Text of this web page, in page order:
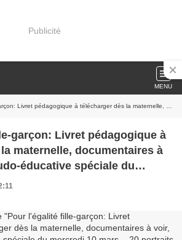
Publicité
MENU
dès la maternelle, documentaires à voir, émission ludo-éducative spéciale du mercredi 10 mars - 20 portraits de femmes formidables à découvrir !
garçon: Livret pédagogique à
maternelle, documentaires à
éducative spéciale du
- 20 portraits de femmes
!